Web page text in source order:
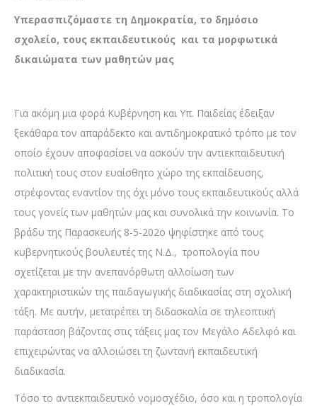
Υπερασπιζόμαστε τη Δημοκρατία, το δημόσιο
σχολείο, τους εκπαιδευτικούς και τα μορφωτικά
δικαιώματα των μαθητών μας
Για ακόμη μια φορά Κυβέρνηση και Υπ. Παιδείας έδειξαν
ξεκάθαρα τον απαράδεκτο και αντιδημοκρατικό τρόπο με τον
οποίο έχουν αποφασίσει να ασκούν την αντιεκπαιδευτική
πολιτική τους στον ευαίσθητο χώρο της εκπαίδευσης,
στρέφοντας εναντίον της όχι μόνο τους εκπαιδευτικούς αλλά
τους γονείς των μαθητών μας και συνολικά την κοινωνία. Το
βράδυ της Παρασκευής 8-5-202ο ψηφίστηκε από τους
κυβερνητικούς βουλευτές της Ν.Δ., τροπολογία που
σχετίζεται με την ανεπανόρθωτη αλλοίωση των
χαρακτηριστικών της παιδαγωγικής διαδικασίας στη σχολική
τάξη. Με αυτήν, μετατρέπει τη διδασκαλία σε τηλεοπτική
παράσταση βάζοντας στις τάξεις μας τον Μεγάλο Αδελφό και
επιχειρώντας να αλλοιώσει τη ζωντανή εκπαιδευτική
διαδικασία.
Τόσο το αντιεκπαιδευτικό νομοσχέδιο, όσο και η τροπολογία